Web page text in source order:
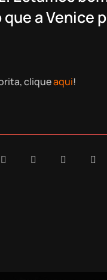
a Venice
cliqueaqui!